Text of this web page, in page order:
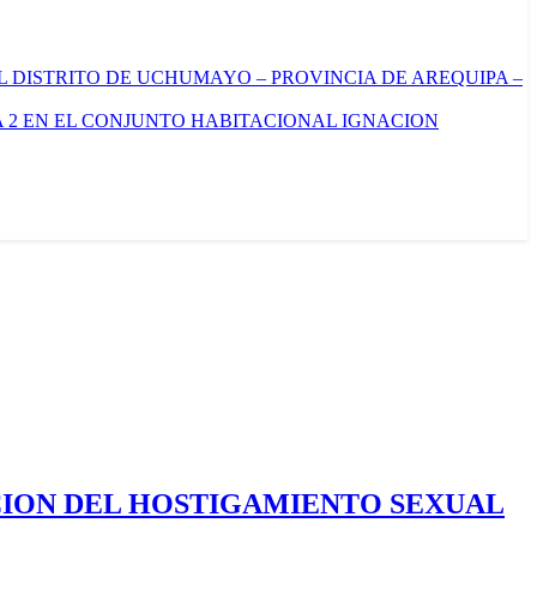
DISTRITO DE UCHUMAYO – PROVINCIA DE AREQUIPA –
EN EL CONJUNTO HABITACIONAL IGNACION
DEL HOSTIGAMIENTO SEXUAL